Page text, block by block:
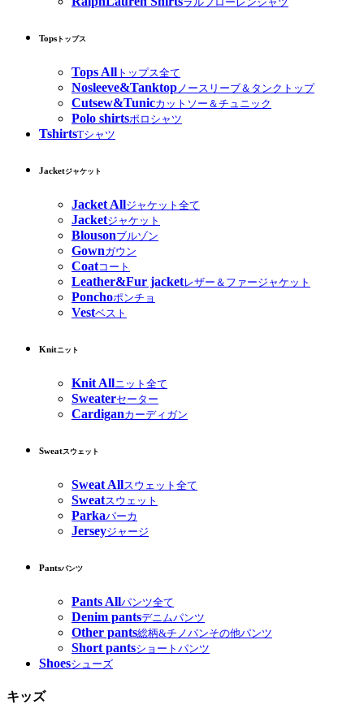
Tops トップス
Tops All トップス全て
Nosleeve&Tanktop ノースリーブ＆タンクトップ
Cutsew&Tunicカットソー＆チュニック
Polo shirtsポロシャツ
TshirtsTシャツ
Jacketジャケット
Jacket Allジャケット全て
Jacketジャケット
Blousonブルゾン
Gownガウン
Coatコート
Leather&Fur jacketレザー＆ファージャケット
Ponchoポンチョ
Vestベスト
Knitニット
Knit Allニット全て
Sweaterセーター
Cardiganカーディガン
Sweatスウェット
Sweat Allスウェット全て
Sweatスウェット
Parkaパーカ
Jerseyジャージ
Pantsパンツ
Pants Allパンツ全て
Denim pantsデニムパンツ
Other pants総柄&チノパンその他パンツ
Short pantsショートパンツ
Shoesシューズ
キッズ